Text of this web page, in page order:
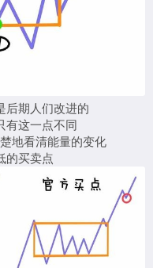
后期人们改进的
有这一点不同
地看清能量的变化
的买卖点